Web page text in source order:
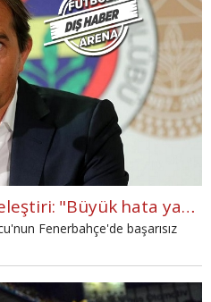
Cocu'ya Hollanda'dan eleştiri: "Büyük hata yaptı"
Fenerbahçe'de başarısız